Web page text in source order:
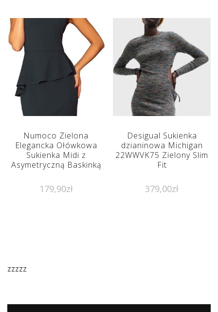
Numoco Zielona
Elegancka Ołówkowa
Sukienka Midi z
Asymetryczną Baskinką
179,90zł
Desigual Sukienka
dzianinowa Michigan
22WWVK75 Zielony Slim
Fit
379,00zł
zzzzz